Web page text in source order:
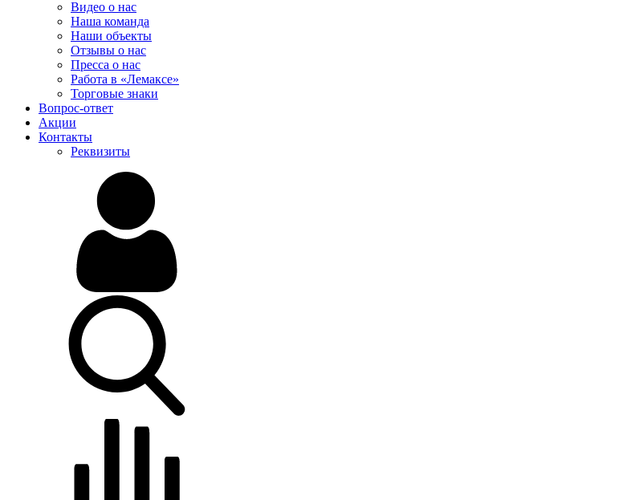
Видео о нас
Наша команда
Наши объекты
Отзывы о нас
Пресса о нас
Работа в «Лемаксе»
Торговые знаки
Вопрос-ответ
Акции
Контакты
Реквизиты